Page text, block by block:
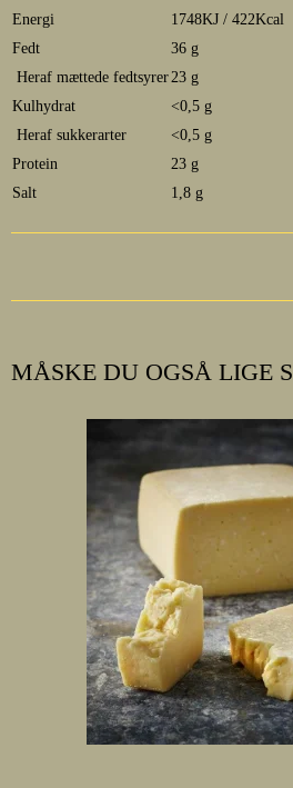
Energi
1748KJ / 422Kcal
Fedt
36 g
Heraf mættede fedtsyrer 23 g
Kulhydrat
<0,5 g
Heraf sukkerarter
<0,5 g
Protein
23 g
Salt
1,8 g
MÅSKE DU OGSÅ LIGE